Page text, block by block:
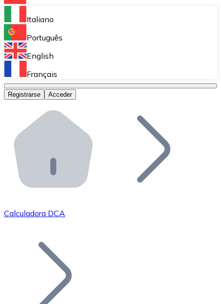
Bitnovo Ramp
Integra nuestra solución en tu plataforma.
Bitnovo Giftcards
Bitnovo OTC
Bitnovo ATM
Integra un ATM Bitnovo en tu negocio y permite que
Bitnovo API
Integra nuestra API en tu ecosistema.
Únete a nuestra red de distribuidores.
Añade tu proyecto a nuestro ecosistema.
Italiano
Português
English
Français
Registrarse Acceder
Calculadora DCA